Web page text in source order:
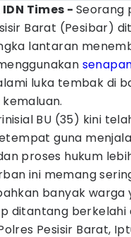
IDN Times - Seorang
Barat (Pesibar)
lantaran
luka tembak di
BU (35) kini
guna
proses hukum
ini memang
banyak warga
ditantang berkelahi
Pesisir Barat,